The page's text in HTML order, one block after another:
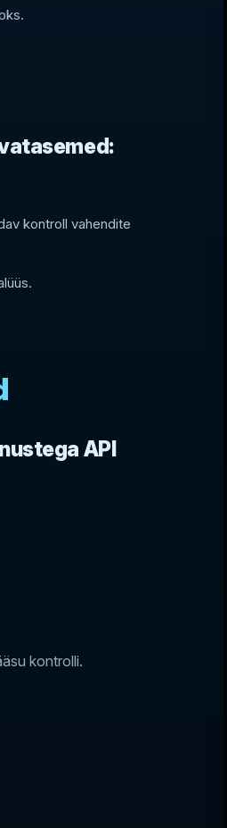
kontroll vahendite
API
kontrolli.